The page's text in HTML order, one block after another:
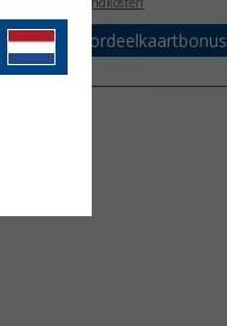
plus verzendkosten
tot 5% voordeelkaartbonus